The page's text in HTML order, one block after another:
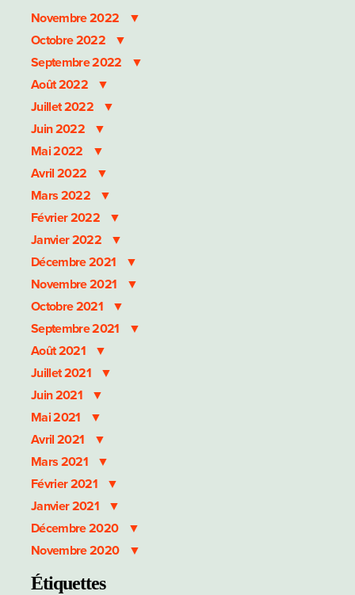
Novembre 2022
Octobre 2022
Septembre 2022
Août 2022
Juillet 2022
Juin 2022
Mai 2022
Avril 2022
Mars 2022
Février 2022
Janvier 2022
Décembre 2021
Novembre 2021
Octobre 2021
Septembre 2021
Août 2021
Juillet 2021
Juin 2021
Mai 2021
Avril 2021
Mars 2021
Février 2021
Janvier 2021
Décembre 2020
Novembre 2020
Étiquettes